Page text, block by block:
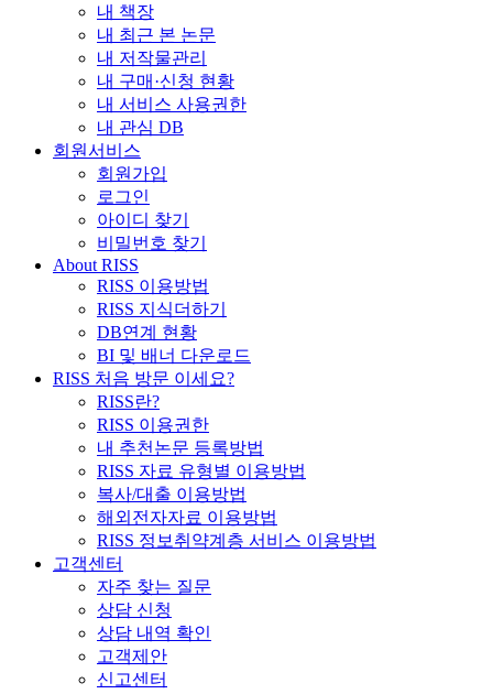
내 책장
내 최근 본 논문
내 저작물관리
내 구매·신청 현황
내 서비스 사용권한
내 관심 DB
회원서비스
회원가입
로그인
아이디 찾기
비밀번호 찾기
About RISS
RISS 이용방법
RISS 지식더하기
DB연계 현황
BI 및 배너 다운로드
RISS 처음 방문 이세요?
RISS란?
RISS 이용권한
내 추천논문 등록방법
RISS 자료 유형별 이용방법
복사/대출 이용방법
해외전자자료 이용방법
RISS 정보취약계층 서비스 이용방법
고객센터
자주 찾는 질문
상담 신청
상담 내역 확인
고객제안
신고센터